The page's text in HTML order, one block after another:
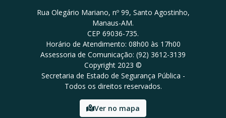
Rua Olegário Mariano, nº 99, Santo Agostinho,
Manaus-AM.
CEP 69036-735.
Horário de Atendimento: 08h00 às 17h00
Assessoria de Comunicação: (92) 3612-3139
Copyright 2023 ©
Secretaria de Estado de Segurança Pública -
Todos os direitos reservados.
Ver no mapa